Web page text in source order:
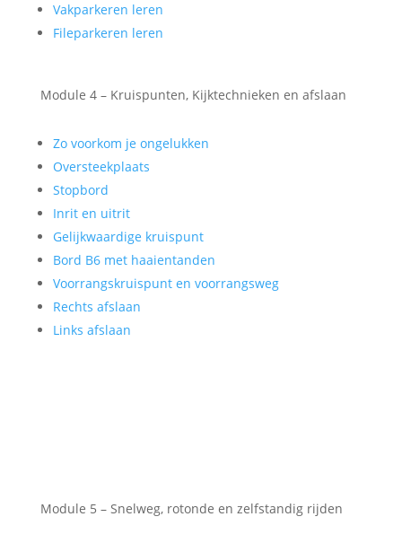
Vakparkeren leren
Fileparkeren leren
Module 4 – Kruispunten, Kijktechnieken en afslaan
Zo voorkom je ongelukken
Oversteekplaats
Stopbord
Inrit en uitrit
Gelijkwaardige kruispunt
Bord B6 met haaientanden
Voorrangskruispunt en voorrangsweg
Rechts afslaan
Links afslaan
Module 5 – Snelweg, rotonde en zelfstandig rijden